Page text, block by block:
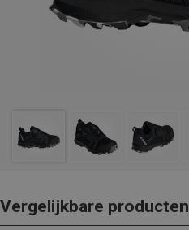
Vergelijkbare producten